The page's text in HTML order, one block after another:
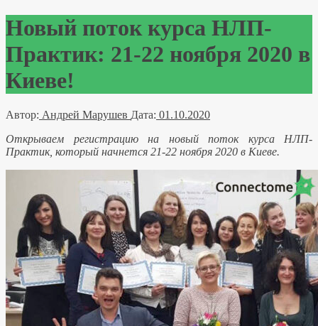
Новый поток курса НЛП-
Практик: 21-22 ноября 2020 в
Киеве!
Автор: Андрей Марушев Дата: 01.10.2020
Открываем регистрацию на новый поток курса НЛП-
Практик, который начнется 21-22 ноября 2020 в Киеве.